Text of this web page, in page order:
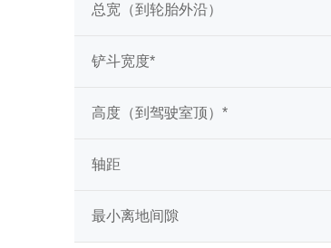
总宽（到轮胎外沿）
铲斗宽度*
高度（到驾驶室顶）*
轴距
最小离地间隙